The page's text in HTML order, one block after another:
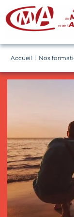
Panneau de gestion
Accueil Nos